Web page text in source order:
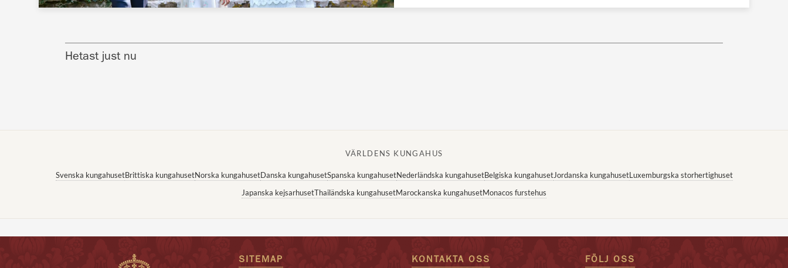
Hetast just nu
VÄRLDENS KUNGAHUS
Svenska kungahusetBrittiska kungahusetNorska kungahusetDanska kungahusetSpanska kungahusetNederländska kungahusetBelgiska kungahusetJordanska kungahusetLuxemburgska storhertighuset
Japanska kejsarhusetThailändska kungahusetMarockanska kungahusetMonacos furstehus
SITEMAP KONTAKTA OSS FÖLJ OSS